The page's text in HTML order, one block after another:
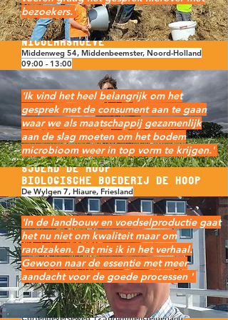
Niek Konijn
Nicolaashoeve
Middenweg 54, Middenbeemster, Noord-Holland
09:00 - 13:00
bezoekers.'
Sjoerd de Hoop
biologische boederij de Hoop
De Wylgen 7, Hiaure, Friesland
10:00 - 16:00
'Ik vind het heel belangrijk om het
gesprek met de consument aan te gaan
waar we als maatschappij gezamenlijk
aan de slag moeten om het bodem
microbioom weer in top vorm te krijgen.'
Jan Willem Breukink
Cortenoeverseweg 125BrummenGelderland
'In de landbouw en voedselproductie gaat
het nu niet om kwaliteit maar om
randzaken. Dat mis ik in het verhaal.
Gewoon naar de essentie met meer
aandacht voor de goede processen '